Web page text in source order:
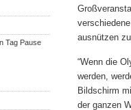
Tag Pause
ausnützen
“Wenn die
werden,
Bildschirm
der ganzen